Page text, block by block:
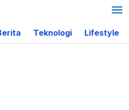
Teknologi Lifestyle